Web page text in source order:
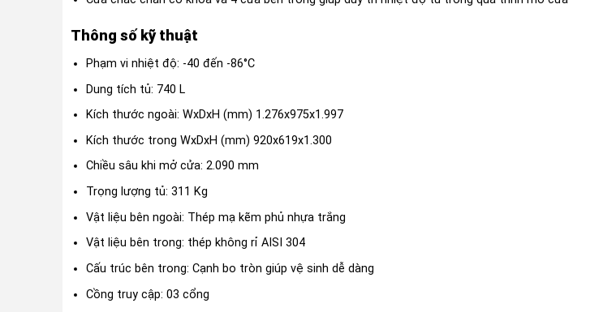
Thông số kỹ thuật
Phạm vi nhiệt độ: -40 đến -86°C
Dung tích tủ: 740 L
Kích thước ngoài: WxDxH (mm) 1.276x975x1.997
Kích thước trong WxDxH (mm) 920x619x1.300
Chiều sâu khi mở cửa: 2.090 mm
Trọng lượng tủ: 311 Kg
Vật liệu bên ngoài: Thép mạ kẽm phủ nhựa trắng
Vật liệu bên trong: thép không rỉ AISI 304
Cấu trúc bên trong: Cạnh bo tròn giúp vệ sinh dễ dàng
Cồng truy cập: 03 cổng